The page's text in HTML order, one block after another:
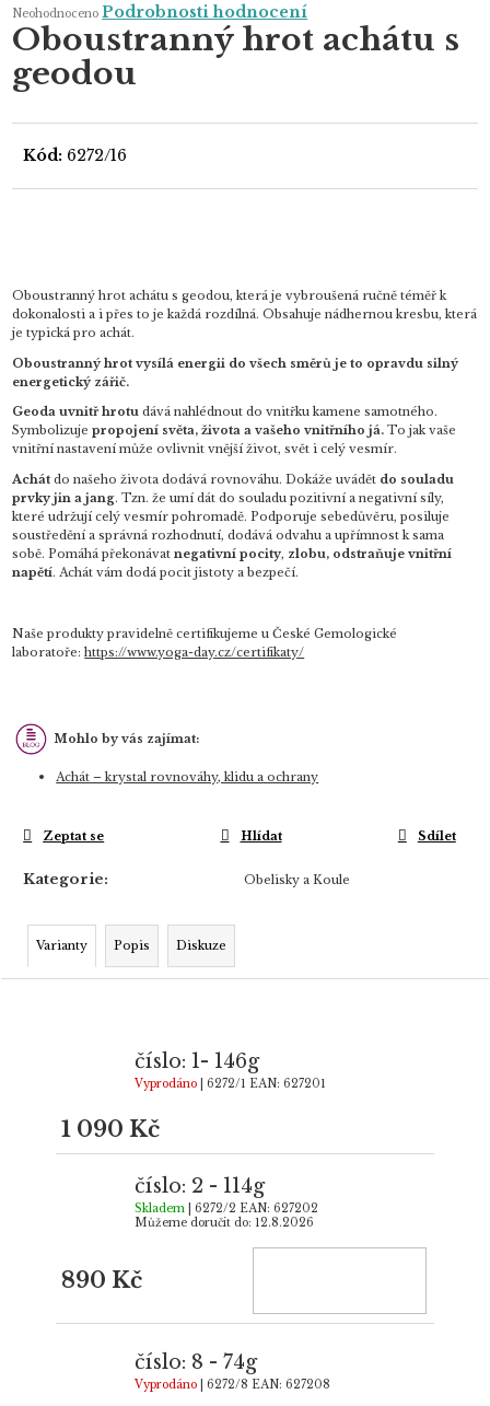
Průměrné
hodnocení
produktu
je
0,0
z
5
Neohodnoceno Podrobnosti hodnocení
Oboustranný hrot achátu s
geodou
Kód: 6272/16
Oboustranný hrot achátu s geodou, která je vybroušená ručně téměř k
dokonalosti a i přes to je každá rozdílná. Obsahuje nádhernou kresbu, která
je typická pro achát.
Oboustranný hrot vysílá energii do všech směrů je to opravdu silný
energetický zářič.
Geoda uvnitř hrotudává nahlédnout do vnitřku kamene samotného.
Symbolizuje propojení světa, života a vašeho vnitřního já.To jak vaše
vnitřní nastavení může ovlivnit vnější život, svět i celý vesmír.
Achát do našeho života dodává rovnováhu. Dokáže uvádět do souladu
prvky jin a jang. Tzn. že umí dát do souladu pozitivní a negativní síly,
které udržují celý vesmír pohromadě. Podporuje sebedůvěru, posiluje
soustředění a správná rozhodnutí, dodává odvahu a upřímnost k sama
sobě. Pomáhá překonávatnegativní pocity, zlobu, odstraňuje vnitřní
napětí. Achát vám dodá pocit jistoty a bezpečí.
Naše produkty pravidelně certifikujeme u České Gemologické
laboratoře:https://www.yoga-day.cz/certifikaty/
Mohlo by vás zajímat:
Achát – krystal rovnováhy, klidu a ochrany
Kategorie: Obelisky a Koule
Zeptat se Hlídat Sdílet
Varianty Popis Diskuze
číslo: 1- 146g
Vyprodáno | 6272/1 EAN: 627201
1 090 Kč
číslo: 2 - 114g
Skladem | 6272/2EAN: 627202
Můžeme doručit do: 12.8.2026
890 Kč
číslo: 8 - 74g
Vyprodáno | 6272/8EAN: 627208